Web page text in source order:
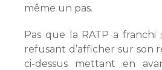
même un pas.
Pas que la RATP a franchi
refusant d’afficher sur son
ci-dessus mettant en